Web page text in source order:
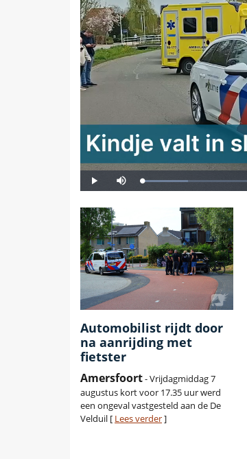
Automobilist rijdt door
na aanrijding met
fietster
Amersfoort- Vrijdagmiddag 7
augustus kort voor 17.35 uur werd
een ongeval vastgesteld aan de De
Velduil [ Lees verder]